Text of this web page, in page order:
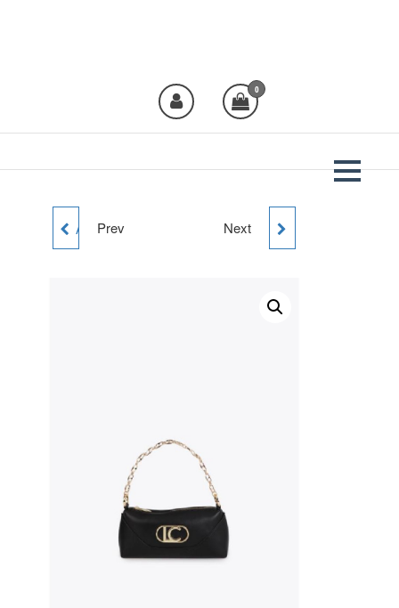
Plural!
0
AMERICANA ENTALLADA
Prev BOLSO JUDAS NYLON
Next